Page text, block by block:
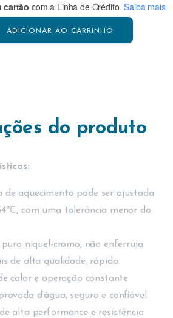
cartão com a Linha de Crédito. Saiba mais
ADICIONAR AO CARRINHO
do produto
de aquecimento pode ser ajustada
com uma tolerância menor do
puro níquel-cromo, não enferruja
de alta qualidade, rápida
calor e operação constante
d’água, seguro e confiável
alta performance e resistência